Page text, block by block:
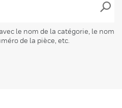
le nom de la catégorie, le nom
de la pièce, etc.